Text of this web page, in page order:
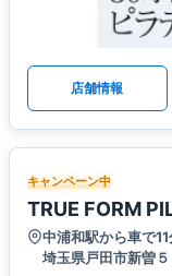
店舗情報
キャンペーン中
TRUE FORM
中浦和駅から車で11
埼玉県戸田市新曽